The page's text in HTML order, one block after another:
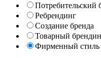
Потребительский
Ребрендинг
Создание бренда
Товарный
Фирменный стиль